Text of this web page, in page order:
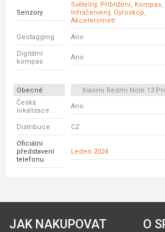
Senzory
Světelný, Přiblížení, Kompas,
Infračervený, Gyroskop,
Akcelerometr
Geotagging Ano
Digitální
kompas
Ano
Obecné Xiaomi Redmi Note 13
Česká
lokalizace
Ano
Distribuce CZ
Oficiální
představení
telefonu
Leden 2024
JAK NAKUPOVAT O